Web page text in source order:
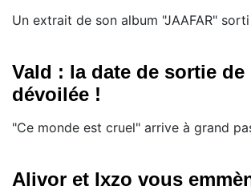
Un extrait de son album "JAAFAR"
Vald : la date de sortie
dévoilée !
"Ce monde est cruel" arrive à grand
Alivor et Ixzo vous